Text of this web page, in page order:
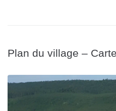
Plan du village –